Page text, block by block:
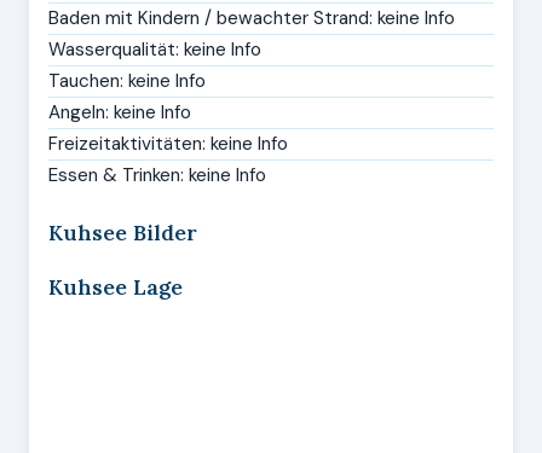
Baden mit Kindern / bewachter Strand: keine Info
Wasserqualität: keine Info
Tauchen: keine Info
Angeln: keine Info
Freizeitaktivitäten: keine Info
Essen & Trinken: keine Info
Kuhsee Bilder
Kuhsee Lage